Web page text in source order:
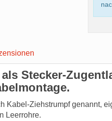
Stecker-
Kabel-Ziehstrumpf genannt,
Leerrohre.